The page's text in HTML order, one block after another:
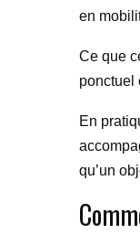
en
Ce que
ponctuel
En
qu’un